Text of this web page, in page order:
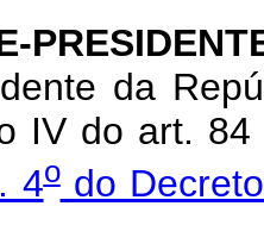
da
IV do art.
4odo